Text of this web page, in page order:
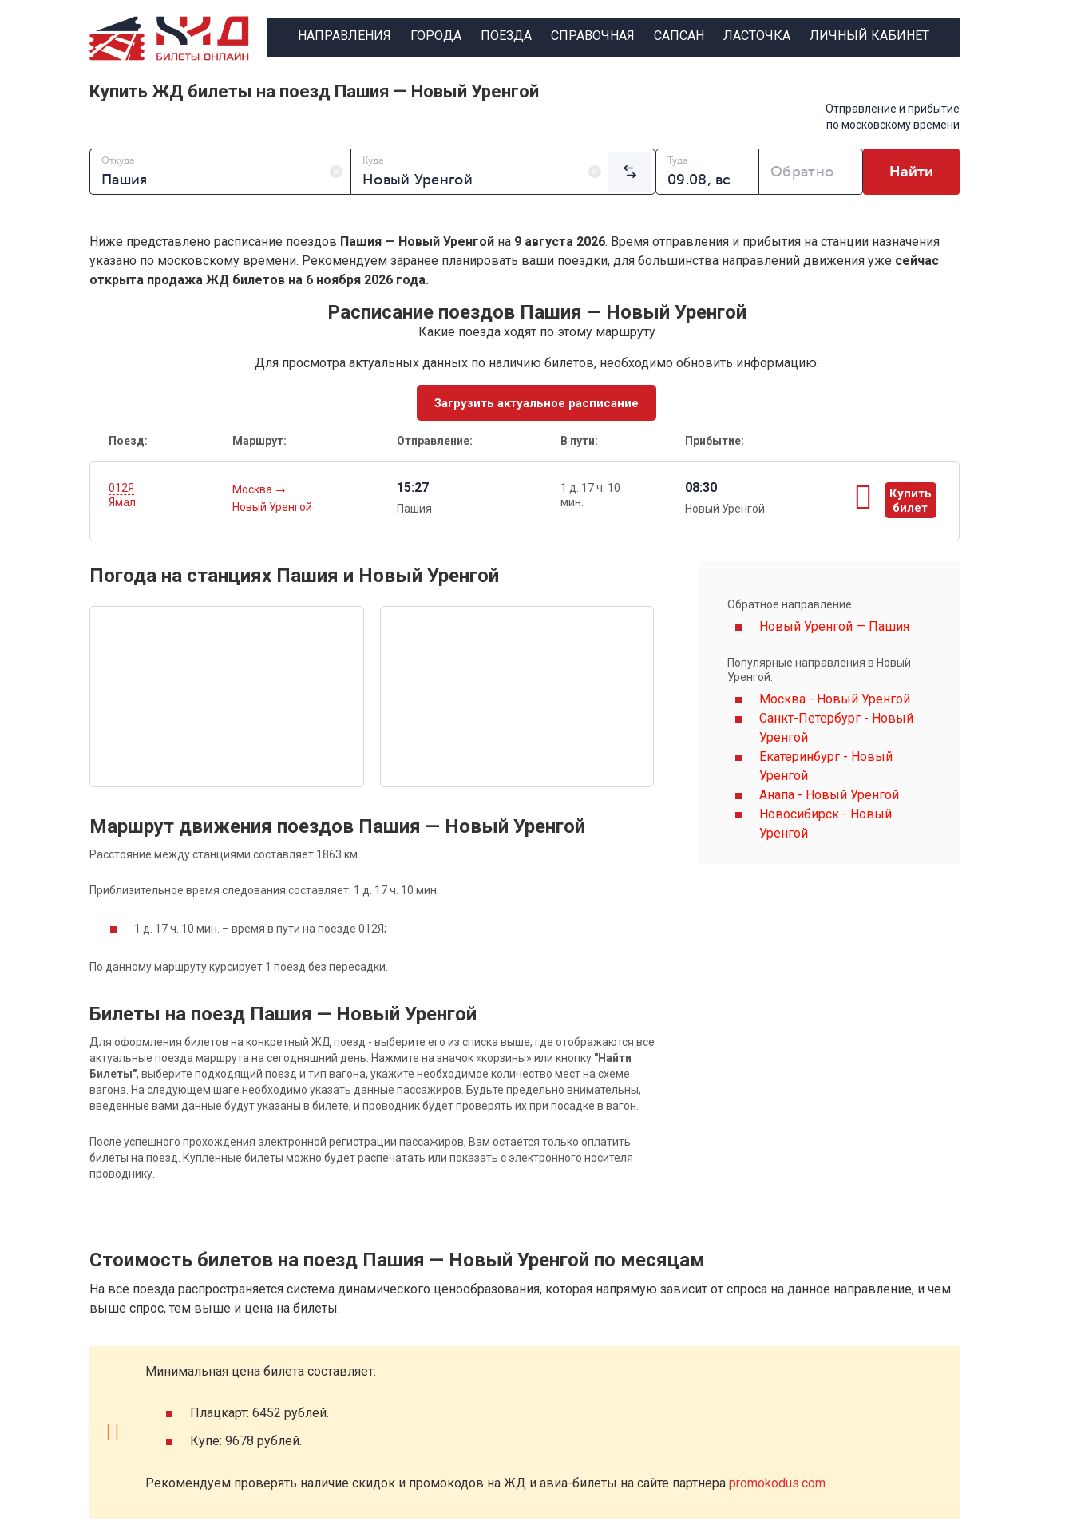
НАПРАВЛЕНИЯ ГОРОДА ПОЕЗДА СПРАВОЧНАЯ САПСАН ЛАСТОЧКА ЛИЧНЫЙ КАБИНЕТ
Купить ЖД билеты на поезд Пашия — Новый Уренгой
Отправление и прибытие
по московскому времени
Откуда Куда Туда
Обратно Найти
Ниже представлено расписание поездов Пашия — Новый Уренгой на 9 августа 2026. Время отправления и прибытия на станции назначения
указано по московскому времени. Рекомендуем заранее планировать ваши поездки, для большинства направлений движения уже сейчас
открыта продажа ЖД билетов на 6 ноября 2026 года.
Расписание поездов Пашия — Новый Уренгой
Какие поезда ходят по этому маршруту
Для просмотра актуальных данных по наличию билетов, необходимо обновить информацию:
Загрузить актуальное расписание
Поезд: Маршрут: Отправление: В пути: Прибытие:
012Я
Ямал
Москва →
Новый Уренгой
15:27
Пашия
1 д. 17 ч. 10
мин.
08:30
Новый Уренгой
Купить
билет
ы
Погода на станциях Пашия и Новый Уренгой
Маршрут движения поездов Пашия — Новый Уренгой
Расстояние между станциями составляет 1863 км.
Приблизительное время следования составляет: 1 д. 17 ч. 10 мин.
1 д. 17 ч. 10 мин. – время в пути на поезде 012Я;
По данному маршруту курсирует 1 поезд без пересадки.
Билеты на поезд Пашия — Новый Уренгой
Для оформления билетов на конкретный ЖД поезд - выберите его из списка выше, где отображаются все
актуальные поезда маршрута на сегодняшний день. Нажмите на значок «корзины» или кнопку "Найти
Билеты", выберите подходящий поезд и тип вагона, укажите необходимое количество мест на схеме
вагона. На следующем шаге необходимо указать данные пассажиров. Будьте предельно внимательны,
введенные вами данные будут указаны в билете, и проводник будет проверять их при посадке в вагон.
После успешного прохождения электронной регистрации пассажиров, Вам остается только оплатить
билеты на поезд. Купленные билеты можно будет распечатать или показать с электронного носителя
проводнику.
Обратное направление:
Новый Уренгой — Пашия
Популярные направления в Новый
Уренгой:
Москва - Новый Уренгой
Санкт-Петербург - Новый
Уренгой
Екатеринбург - Новый
Уренгой
Анапа - Новый Уренгой
Новосибирск - Новый
Уренгой
Стоимость билетов на поезд Пашия — Новый Уренгой по месяцам
На все поезда распространяется система динамического ценообразования, которая напрямую зависит от спроса на данное направление, и чем
выше спрос, тем выше и цена на билеты.
Минимальная цена билета составляет:
Плацкарт: 6452 рублей.
Купе: 9678 рублей.
Рекомендуем проверять наличие скидок и промокодов на ЖД и авиа-билеты на сайте партнера promokodus.com